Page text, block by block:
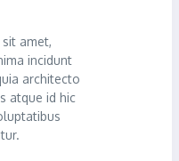
amet,
incidunt
architecto
atque id hic